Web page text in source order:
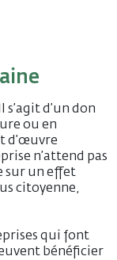
Il s’agit d’un don
ou en
d’œuvre
n’attend pas
sur un effet
citoyenne,
qui font
bénéficier